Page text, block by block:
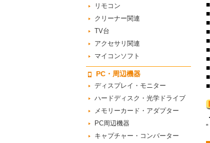
リモコン
クリーナー関連
TV台
アクセサリ関連
マイコンソフト
PC・周辺機器
ディスプレイ・モニター
ハードディスク・光学ドライブ
メモリーカード・アダプター
PC周辺機器
キャプチャー・コンバーター
“